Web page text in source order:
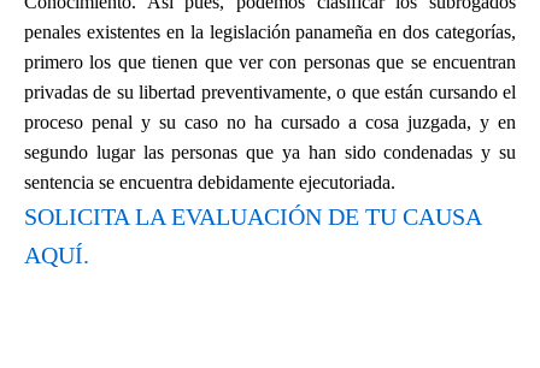
penales existentes en la legislación panameña en dos categorías,
primero los que tienen que ver con personas que se encuentran
privadas de su libertad preventivamente, o que están cursando el
proceso penal y su caso no ha cursado a cosa juzgada, y en
segundo lugar las personas que ya han sido condenadas y su
sentencia se encuentra debidamente ejecutoriada.
SOLICITA LA EVALUACIÓN DE TU CAUSA
AQUÍ.